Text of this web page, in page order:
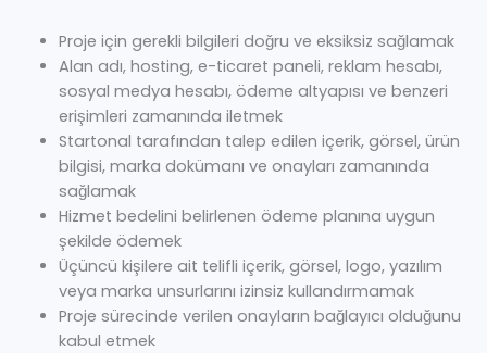
Proje için gerekli bilgileri doğru ve eksiksiz sağlamak
Alan adı, hosting, e-ticaret paneli, reklam hesabı,
sosyal medya hesabı, ödeme altyapısı ve benzeri
erişimleri zamanında iletmek
Startonal tarafından talep edilen içerik, görsel, ürün
bilgisi, marka dokümanı ve onayları zamanında
sağlamak
Hizmet bedelini belirlenen ödeme planına uygun
şekilde ödemek
Üçüncü kişilere ait telifli içerik, görsel, logo, yazılım
veya marka unsurlarını izinsiz kullandırmamak
Proje sürecinde verilen onayların bağlayıcı olduğunu
kabul etmek